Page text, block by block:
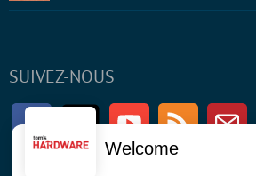
SUIVEZ-NOUS
FacebookTwitter Youtube RSS
Welcome